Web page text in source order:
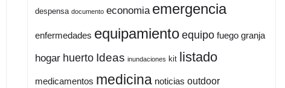
despensa documento economia emergencia
enfermedades equipamiento equipo fuego granja
hogar huerto Ideas inundaciones kit listado
medicamentos medicina noticias outdoor